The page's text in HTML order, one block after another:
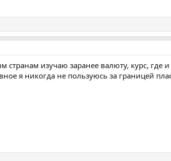
странам изучаю заранее валюту, курс, где
я никогда не пользуюсь за границей